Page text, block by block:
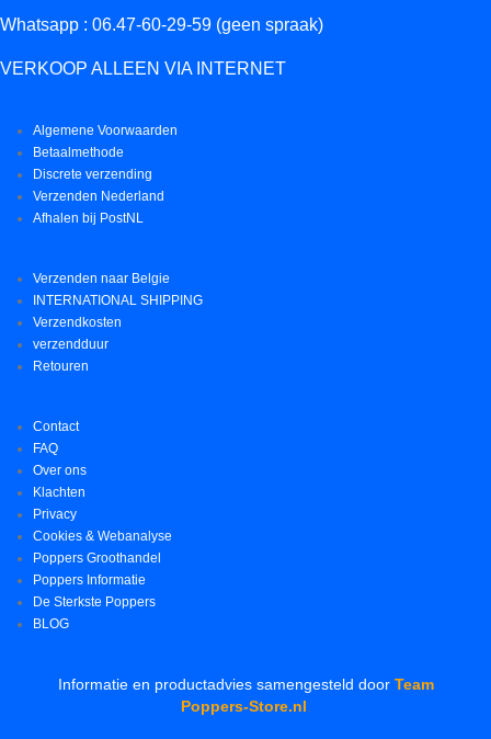
Whatsapp : 06.47-60-29-59 (geen spraak)
VERKOOP ALLEEN VIA INTERNET
Algemene Voorwaarden
Betaalmethode
Discrete verzending
Verzenden Nederland
Afhalen bij PostNL
Verzenden naar Belgie
INTERNATIONAL SHIPPING
Verzendkosten
verzendduur
Retouren
Contact
FAQ
Over ons
Klachten
Privacy
Cookies & Webanalyse
Poppers Groothandel
Poppers Informatie
De Sterkste Poppers
BLOG
Informatie en productadvies samengesteld door Team
Poppers-Store.nl